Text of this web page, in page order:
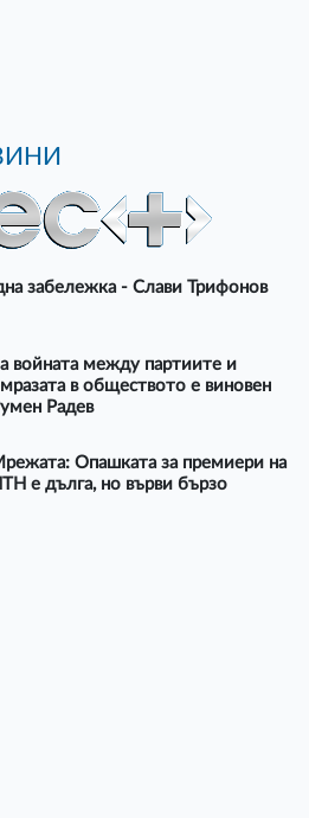
забележка - Слави Трифонов
войната между партиите и
в обществото е виновен
Радев
Опашката за премиери на
е дълга, но върви бързо